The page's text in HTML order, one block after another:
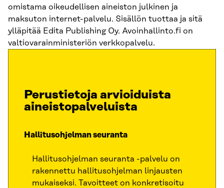
omistama oikeudellisen aineiston julkinen ja
maksuton internet-palvelu. Sisällön tuottaa ja sitä
ylläpitää Edita Publishing Oy. Avoinhallinto.fi on
valtiovarainministeriön verkkopalvelu.
Perustietoja arvioiduista
aineistopalveluista
Hallitusohjelman seuranta
Hallitusohjelman seuranta -palvelu on
rakennettu hallitusohjelman linjausten
mukaiseksi. Tavoitteet on konkretisoitu